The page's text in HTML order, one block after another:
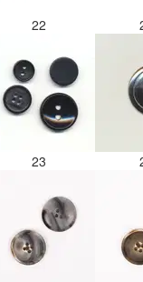
22
23